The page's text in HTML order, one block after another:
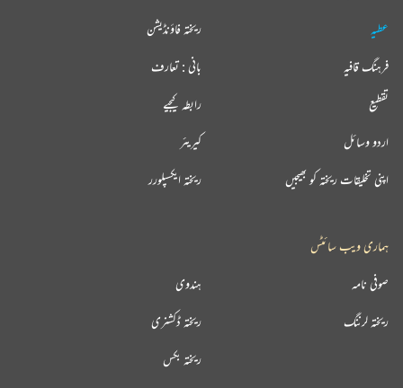
عطیہ
فرہنگ قافیہ
تقطیع
اردو وسائل
اپنی تخلیقات ریختہ کو بھیجیں
ریختہ فاؤنڈیشن
بانی : تعارف
رابطہ کیجیے
کیریئر
ریختہ ایکسپلورر
ہماری ویب سائٹس
ہندوی صوفی نامہ
ریختہ ڈکشنری ریختہ لرننگ
ریختہ بکس